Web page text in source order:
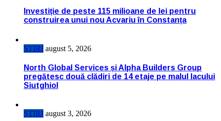
Investiție de peste 115 milioane de lei pentru
construirea unui nou Acvariu în Constanța
STIRI august 5, 2026
North Global Services și Alpha Builders Group
pregătesc două clădiri de 14 etaje pe malul lacului
Siutghiol
STIRI august 3, 2026